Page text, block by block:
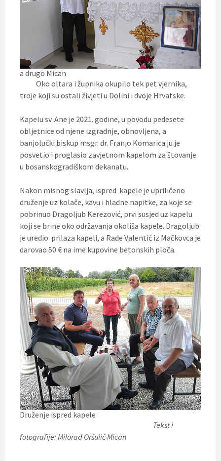
a drugo Mican
Oko oltara i župnika okupilo tek pet vjernika,
troje koji su ostali živjeti u Dolini i dvoje Hrvatske.
Kapelu sv. Ane je 2021. godine, u povodu pedesete
obljetnice od njene izgradnje, obnovljena, a
banjolučki biskup msgr. dr. Franjo Komarica ju je
posvetio i proglasio zavjetnom kapelom za štovanje
u bosanskogradiškom dekanatu.
Nakon misnog slavlja, ispred kapele je upriličeno
druženje uz kolače, kavu i hladne napitke, za koje se
pobrinuo Dragoljub Kerezović, prvi susjed uz kapelu
koji se brine oko održavanja okoliša kapele. Dragoljub
je uredio prilaza kapeli, a Rade Valentić iz Mačkovca je
darovao 50 € na ime kupovine betonskih ploča.
Druženje ispred kapele
Tekst i
fotografije: Milorad Oršulić Mican